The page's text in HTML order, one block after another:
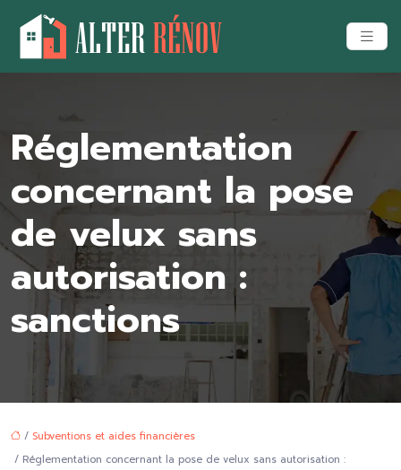
Réglementation
concernant la pose
de velux sans
autorisation :
sanctions
/ Subventions et aides financières
/ Réglementation concernant la pose de velux sans autorisation :